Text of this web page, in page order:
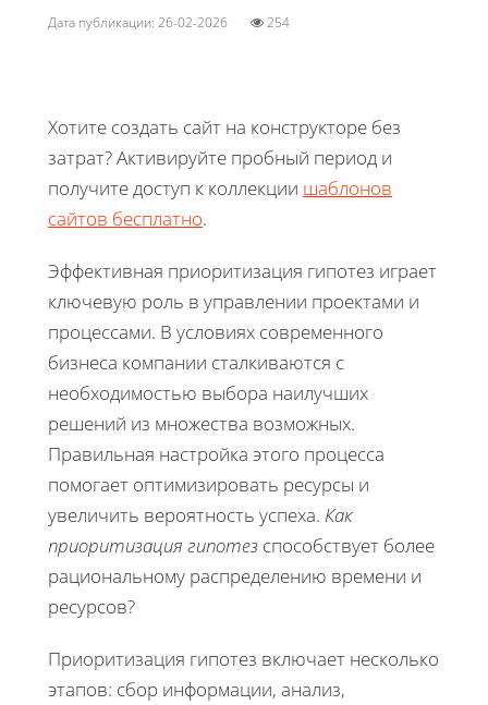
Дата публикации: 26-02-2026 254
Хотите создать сайт на конструкторе без
затрат? Активируйте пробный период и
получите доступ к коллекции шаблонов
сайтов бесплатно.
Эффективная приоритизация гипотез играет
ключевую роль в управлении проектами и
процессами. В условиях современного
бизнеса компании сталкиваются с
необходимостью выбора наилучших
решений из множества возможных.
Правильная настройка этого процесса
помогает оптимизировать ресурсы и
увеличить вероятность успеха. Как
приоритизация гипотез способствует более
рациональному распределению времени и
ресурсов?
Приоритизация гипотез включает несколько
этапов: сбор информации, анализ,